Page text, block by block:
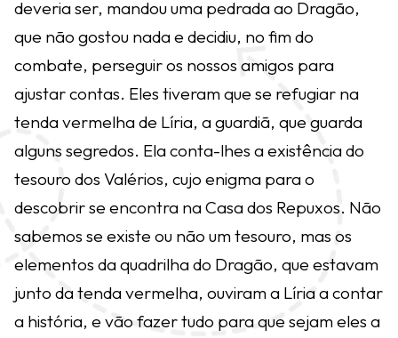
deveria ser, mandou uma pedrada ao Dragão,
que não gostou nada e decidiu, no fim do
combate, perseguir os nossos amigos para
ajustar contas. Eles tiveram que se refugiar na
tenda vermelha de Líria, a guardiã, que guarda
alguns segredos. Ela conta-lhes a existência do
tesouro dos Valérios, cujo enigma para o
descobrir se encontra na Casa dos Repuxos. Não
sabemos se existe ou não um tesouro, mas os
elementos da quadrilha do Dragão, que estavam
junto da tenda vermelha, ouviram a Líria a contar
a história, e vão fazer tudo para que sejam eles a